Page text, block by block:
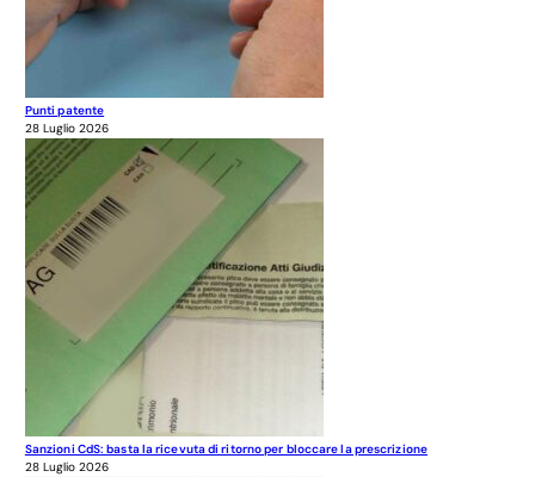
Punti patente
28 Luglio 2026
Sanzioni CdS: basta la ricevuta di ritorno per bloccare la prescrizione
28 Luglio 2026